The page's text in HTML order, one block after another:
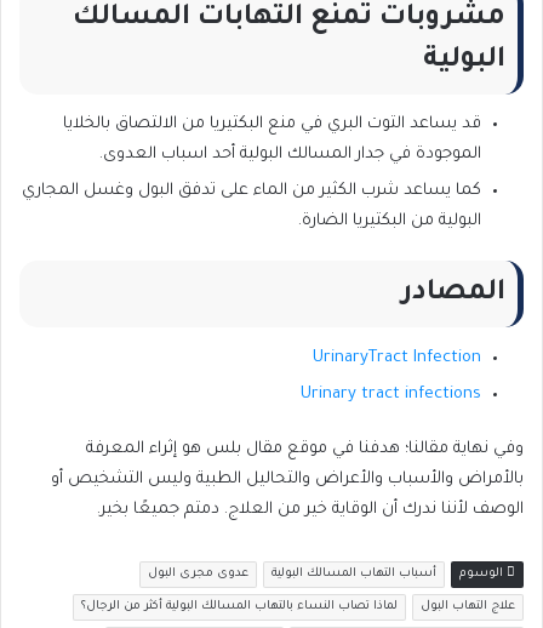
مشروبات تمنع التهابات المسالك
البولية
قد يساعد التوت البري في منع البكتيريا من الالتصاق بالخلايا
الموجودة في جدار المسالك البولية أحد اسباب العدوى.
كما يساعد شرب الكثير من الماء على تدفق البول وغسل المجاري
البولية من البكتيريا الضارة.
المصادر
UrinaryTract Infection
Urinary tract infections
وفي نهاية مقالنا؛ هدفنا في موقع مقال بلس هو إثراء المعرفة
بالأمراض والأسباب والأعراض والتحاليل الطبية وليس التشخيص أو
الوصف لأننا ندرك أن الوقاية خير من العلاج. دمتم جميعًا بخير.
الوسوم أسباب التهاب المسالك البولية عدوى مجرى البول
علاج التهاب البول لماذا تصاب النساء بالتهاب المسالك البولية أكثر من الرجال؟